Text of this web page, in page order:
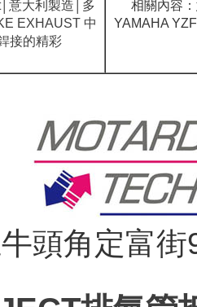
意大利製造│多
EXHAUST 中
接的精彩
相關內容
YAMAHA
頭角定富